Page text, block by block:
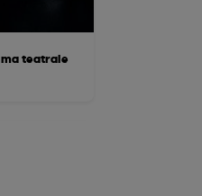
teatrale